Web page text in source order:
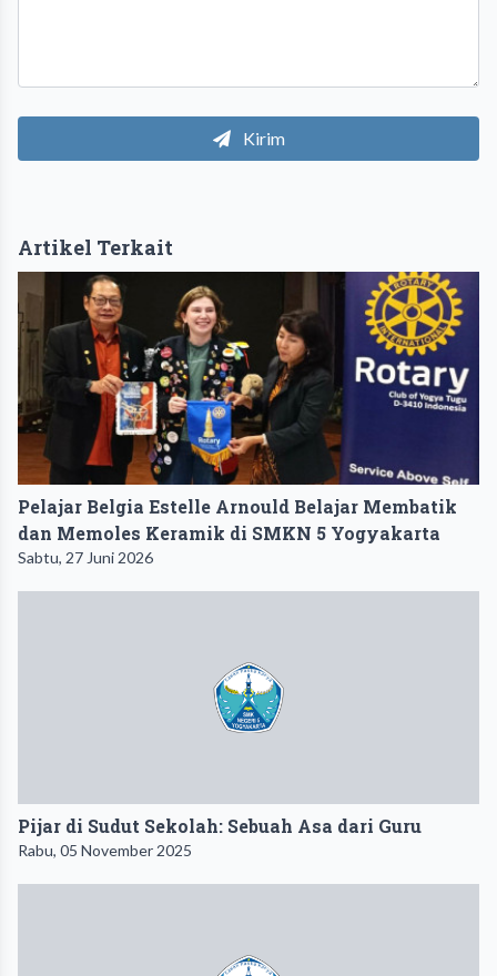
Kirim
Artikel Terkait
Pelajar Belgia Estelle Arnould Belajar Membatik
dan Memoles Keramik di SMKN 5 Yogyakarta
Sabtu, 27 Juni 2026
Pijar di Sudut Sekolah: Sebuah Asa dari Guru
Rabu, 05 November 2025